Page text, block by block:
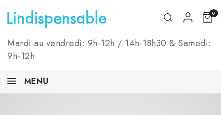
Mardi au vendredi: 9h-12h / 14h-18h30 & Samedi:
9h-12h
0
MENU